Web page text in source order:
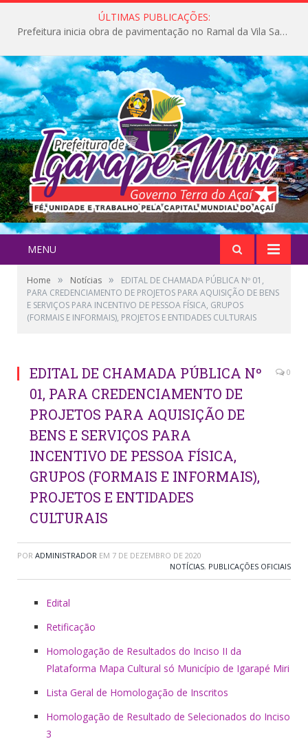
ÚLTIMAS PUBLICAÇÕES:
Prefeitura inicia obra de pavimentação no Ramal da Vila Santa Maria do Icatu
MENU
Home » Notícias »
EDITAL DE CHAMADA PÚBLICA Nº 01,
PARA CREDENCIAMENTO DE PROJETOS PARA AQUISIÇÃO DE BENS
E SERVIÇOS PARA INCENTIVO DE PESSOA FÍSICA, GRUPOS
(FORMAIS E INFORMAIS), PROJETOS E ENTIDADES CULTURAIS
EDITAL DE CHAMADA PÚBLICA Nº
01, PARA CREDENCIAMENTO DE
PROJETOS PARA AQUISIÇÃO DE
BENS E SERVIÇOS PARA
INCENTIVO DE PESSOA FÍSICA,
GRUPOS (FORMAIS E INFORMAIS),
PROJETOS E ENTIDADES
CULTURAIS
0
POR ADMINISTRADOR EM 7 DE DEZEMBRO DE 2020
NOTÍCIAS, PUBLICAÇÕES OFICIAIS
Edital
Retificação
Homologação de Resultados do Inciso II da
Plataforma Mapa Cultural só Município de Igarapé Miri
Lista Geral de Homologação de Inscritos
Homologação de Resultado de Selecionados do Inciso
3